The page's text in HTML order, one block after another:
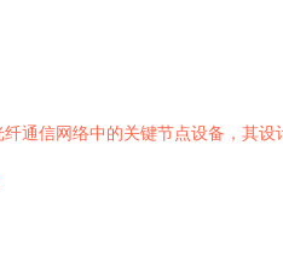
通信网络中的关键节点设备，其